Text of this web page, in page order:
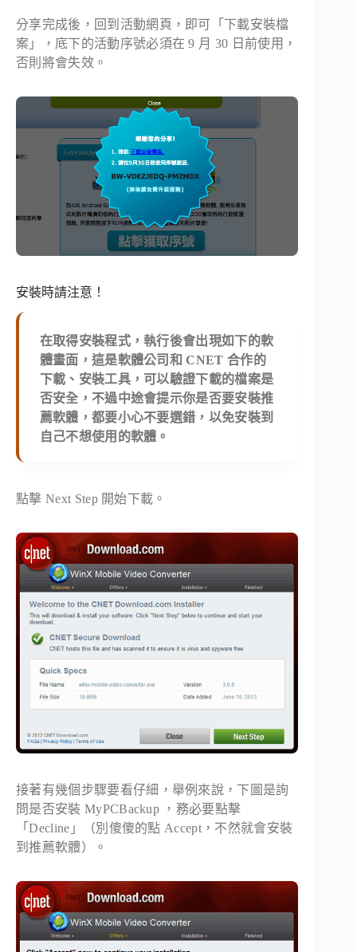
分享完成後，回到活動網頁，即可「下載安裝檔
案」，底下的活動序號必須在 9 月 30 日前使用，
否則將會失效。
安裝時請注意！
在取得安裝程式，執行後會出現如下的軟
體畫面，這是軟體公司和 CNET 合作的
下載、安裝工具，可以驗證下載的檔案是
否安全，不過中途會提示你是否要安裝推
薦軟體，都要小心不要選錯，以免安裝到
自己不想使用的軟體。
點擊 Next Step 開始下載。
接著有幾個步驟要看仔細，舉例來說，下圖是詢
問是否安裝 MyPCBackup ，務必要點擊
「Decline」（別傻傻的點 Accept，不然就會安裝
到推薦軟體）。